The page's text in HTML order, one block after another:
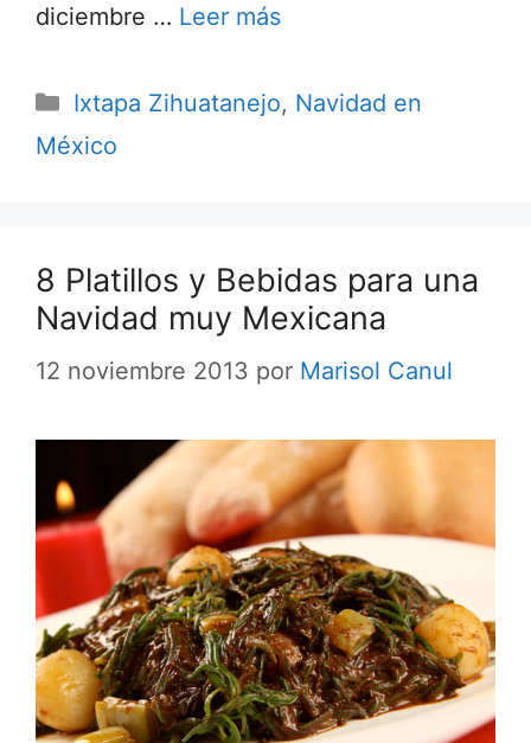
diciembre … Leer más
Categorías
Ixtapa Zihuatanejo, Navidad en
México
8 Platillos y Bebidas para una
Navidad muy Mexicana
12 noviembre 2013 por Marisol Canul